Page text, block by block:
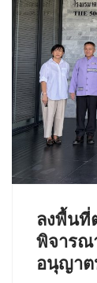
ลงพื้นที่
พิจารณ
อนุญาต